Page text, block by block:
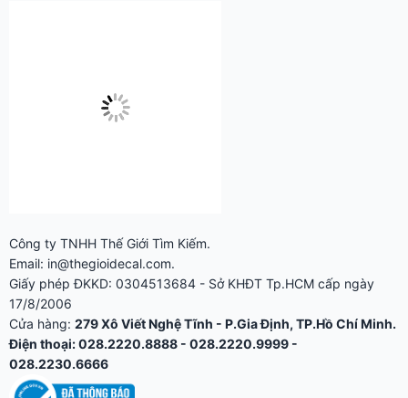
Công ty TNHH Thế Giới Tìm Kiếm.
Email: in@thegioidecal.com.
Giấy phép ĐKKD: 0304513684 - Sở KHĐT Tp.HCM cấp ngày
17/8/2006
Cửa hàng: 279 Xô Viết Nghệ Tĩnh - P.Gia Định, TP.Hồ Chí Minh.
Điện thoại: 028.2220.8888 - 028.2220.9999 -
028.2230.6666